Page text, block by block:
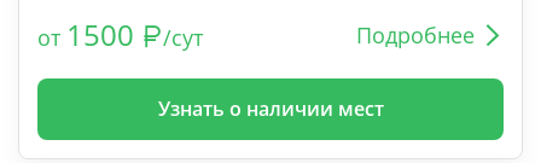
от 1500 /сут Подробнее
Узнать о наличии мест